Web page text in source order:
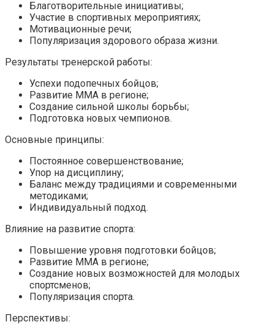
Благотворительные инициативы;
Участие в спортивных мероприятиях;
Мотивационные речи;
Популяризация здорового образа жизни.
Результаты тренерской работы:
Успехи подопечных бойцов;
Развитие ММА в регионе;
Создание сильной школы борьбы;
Подготовка новых чемпионов.
Основные принципы:
Постоянное совершенствование;
Упор на дисциплину;
Баланс между традициями и современными
методиками;
Индивидуальный подход.
Влияние на развитие спорта:
Повышение уровня подготовки бойцов;
Развитие ММА в регионе;
Создание новых возможностей для молодых
спортсменов;
Популяризация спорта.
Перспективы: